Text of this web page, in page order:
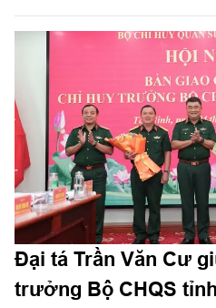
đại biểu các phòng chức năng
Đại tá Trần Văn Cư
trưởng Bộ CHQS